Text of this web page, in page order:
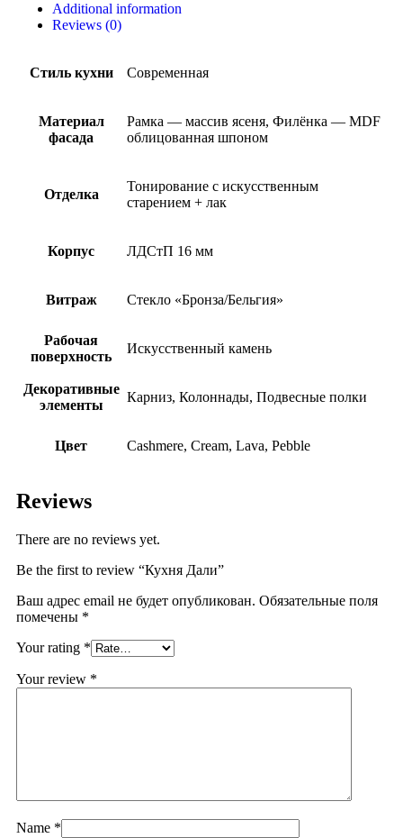
Additional information
Reviews (0)
Стиль кухни Современная
Материал
фасада
Рамка — массив ясеня, Филёнка — MDF
облицованная шпоном
Отделка
Тонирование с искусственным
старением + лак
Корпус ЛДСтП 16 мм
Витраж Стекло «Бронза/Бельгия»
Рабочая
поверхность
Искусственный камень
Декоративные
элементы
Карниз, Колоннады, Подвесные полки
Цвет Cashmere, Cream, Lava, Pebble
Reviews
There are no reviews yet.
Be the first to review “Кухня Дали”
Ваш адрес email не будет опубликован. Обязательные поля
помечены *
Your rating *
Your review *
Name *